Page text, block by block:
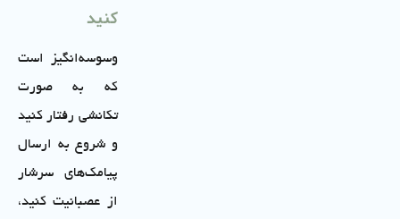
کنید
وسوسه‌انگیز است
که به صورت
تکانشی رفتار کنید
و شروع به ارسال
پیامک‌های سرشار
از عصبانیت کنید،